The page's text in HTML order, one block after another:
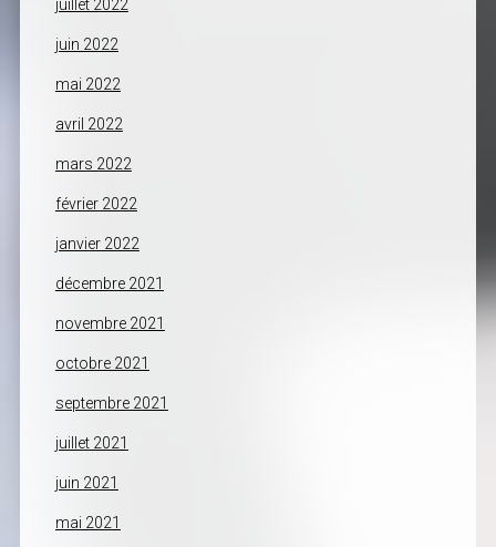
juillet 2022
juin 2022
mai 2022
avril 2022
mars 2022
février 2022
janvier 2022
décembre 2021
novembre 2021
octobre 2021
septembre 2021
juillet 2021
juin 2021
mai 2021